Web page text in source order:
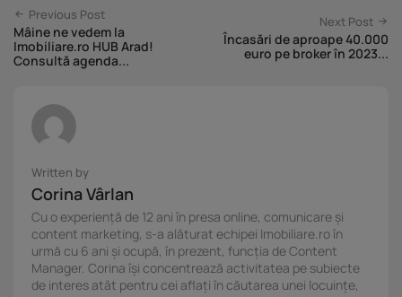
Previous Post
Mâine ne vedem la
Imobiliare.ro HUB Arad!
Consultă agenda...
Next Post
Încasări de aproape 40.000
euro pe broker în 2023...
Written by
Corina Vârlan
Cu o experiență de 12 ani în presa online, comunicare și
content marketing, s-a alăturat echipei Imobiliare.ro în
urmă cu 6 ani și ocupă, în prezent, funcția de Content
Manager. Corina își concentrează activitatea pe subiecte
de interes atât pentru cei aflați în căutarea unei locuințe,